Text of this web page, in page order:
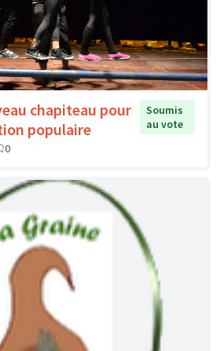
chapiteau pour
populaire
Soumis
au vote
0